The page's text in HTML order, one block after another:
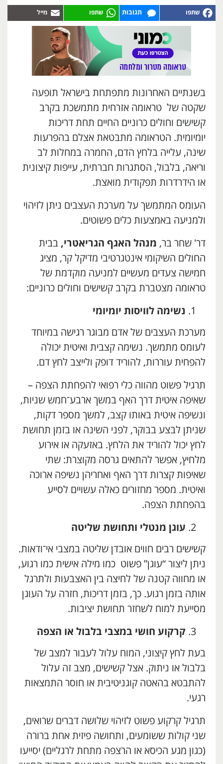
תגובות
בשנתיים האחרונות מתפתחת בישראל תופעה
שקטה של טראומה אזרחית מתמשכת בקרב
קשישים וחולים כרוניים החיים תחת דריכות
יומיומית. הטראומה מתבטאת אצלם בהפרעות
שינה, עלייה בלחץ הדם, החמרה במחלות לב
וריאה, בלבול, הסתגרות חברתית, עייפות קיצונית
או הידרדרות תפקודית מואצת.
העומס המתמשך על מערכת העצבים ניתן לזיהוי
ולמניעה באמצעות כלים פשוטים.
דר' שחר בר, מנהל האגף הגריאטרי, בבית
החולים השיקומי אינטגרטיבי מדיקל קר, מציג
חמישה צעדים מעשיים למניעה מוקדמת של
טראומה מצטברת בקרב קשישים וחולים כרוניים:
נשימה לוויסות יומיומי
מערכת העצבים של אדם מבוגר רגישה במיוחד
לעומס מתמשך. נשימה קצבית ואיטית יכולה
להפחית עוררות, להוריד דופק ולייצב לחץ דם.
תרגיל פשוט מהווה כלי רפואי להפחתת הצפה –
שאיפה איטית דרך האף במשך ארבע־חמש שניות,
ונשיפה איטית באותו קצב, למשך מספר דקות,
שניתן לבצע בבוקר, לפני השינה או בזמן תחושת
לחץ יכול להוריד את הלחץ. באזעקה או אירוע
מלחיץ, אפשר להתאים גרסה מקוצרת: שתי
שאיפות קצרות דרך האף ואחריהן נשיפה ארוכה
ואיטית. מספר מחזורים כאלה עשויים לסייע
בהפחתת הצפה.
עוגן מנטלי ותחושת שליטה
קשישים רבים חווים אובדן שליטה במצבי אי־ודאות.
ניתן ליצור “עוגן” פשוט כמו מילה אישית כמו רגוע,
או מחווה קטנה של לחיצה בין האצבעות ולתרגל
אותה בזמן רגוע. כך, בזמן דריכות, חזרה על העוגן
מסייעת למוח לשחזר תחושת יציבות.
קרקוע חושי במצבי בלבול או הצפה
בעת לחץ קיצוני, המוח עלול לעבור למצב של
בלבול או ניתוק. אצל קשישים, מצב זה עלול
להתבטא בהאטה קוגניטיבית או חוסר התמצאות
רגעי.
תרגיל קרקוע פשוט לזיהוי שלושה דברים שרואים,
שני קולות ששומעים, ותחושה פיזית אחת ברורה
(כגון מגע הכיסא או הרצפה מתחת לרגליים) יסייעו